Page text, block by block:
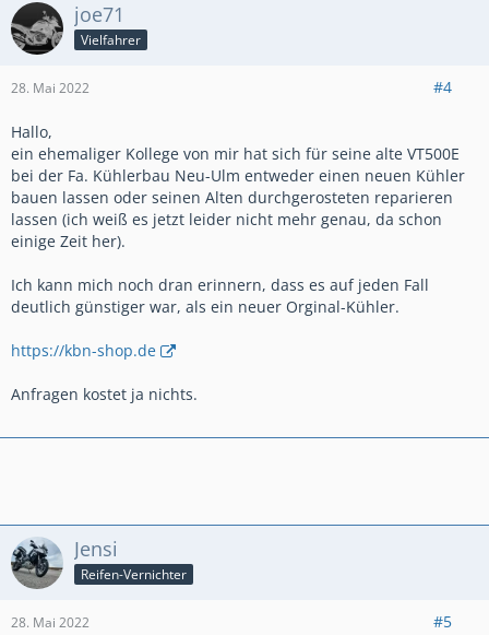
joe71
Vielfahrer
28. Mai 2022 #4
Hallo,
ein ehemaliger Kollege von mir hat sich für seine alte VT500E
bei der Fa. Kühlerbau Neu-Ulm entweder einen neuen Kühler
bauen lassen oder seinen Alten durchgerosteten reparieren
lassen (ich weiß es jetzt leider nicht mehr genau, da schon
einige Zeit her).
Ich kann mich noch dran erinnern, dass es auf jeden Fall
deutlich günstiger war, als ein neuer Orginal-Kühler.
https://kbn-shop.de
Anfragen kostet ja nichts.
Jensi
Reifen-Vernichter
28. Mai 2022 #5